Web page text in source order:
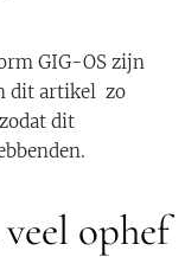
GIG-OS zijn
dit artikel zo
dit
ophef